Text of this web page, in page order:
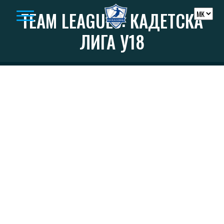
TEAM LEAGUES:КАДЕТСКА
ЛИГА У18